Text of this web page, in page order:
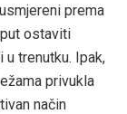
prema
ostaviti
trenutku. Ipak,
privukla
način